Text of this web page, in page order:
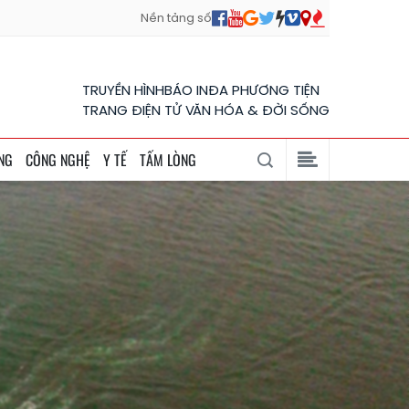
Nền tảng số
TRUYỀN HÌNHBÁO INĐA PHƯƠNG TIỆN
TRANG ĐIỆN TỬ VĂN HÓA & ĐỜI SỐNG
CÔNG NGHỆ Y TẾ TẤM LÒNG